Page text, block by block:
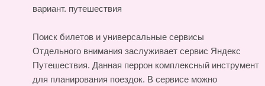
вариант. путешествия
Поиск билетов и универсальные сервисы
Отдельного внимания заслуживает сервис Яндекс
Путешествия. Данная перрон комплексный инструмент
для планирования поездок. В сервисе можно